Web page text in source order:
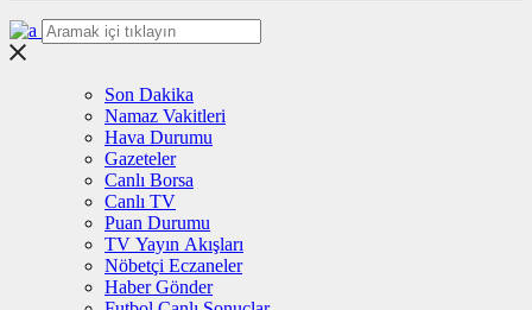
Son Dakika
Namaz Vakitleri
Hava Durumu
Gazeteler
Canlı Borsa
Canlı TV
Puan Durumu
TV Yayın Akışları
Nöbetçi Eczaneler
Haber Gönder